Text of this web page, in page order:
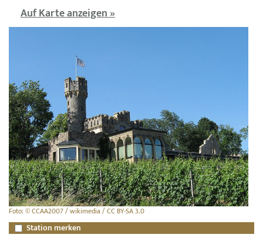
Auf Karte anzeigen »
Foto: © CCAA2007 / wikimedia / CC BY-SA 3.0
Station merken